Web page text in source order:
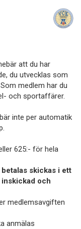
att du har
du utvecklas som
medlem har du
och sportaffärer.
inte per automatik
625:- för hela
skickas i ett
och
medlemsavgiften
anmälas